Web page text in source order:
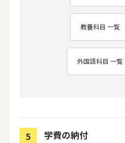
教養科目 一覧
外国語科目 一覧
5 学費の納付